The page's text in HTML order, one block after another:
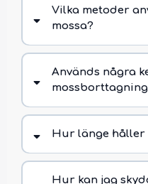
Vilka metoder
mossa?
Används några
Hur länge håller
Hur kan jag